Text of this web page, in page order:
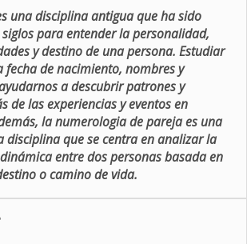
una disciplina antigua que ha sido
para entender la personalidad,
y destino de una persona. Estudiar
fecha de nacimiento, nombres y
a descubrir patrones y
de las experiencias y eventos en
la numerologia de pareja es una
disciplina que se centra en analizar la
entre dos personas basada en
o camino de vida.